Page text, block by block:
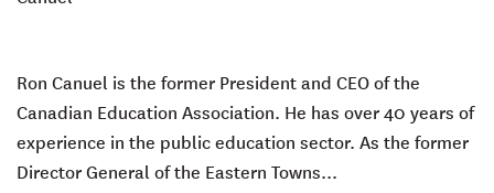
Ron Canuel is the former President and CEO of the
Canadian Education Association. He has over 40 years of
experience in the public education sector. As the former
Director General of the Eastern Towns...